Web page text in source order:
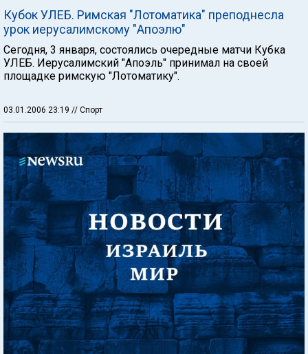
Кубок УЛЕБ. Римская "Лотоматика" преподнесла
урок иерусалимскому "Апоэлю"
Сегодня, 3 января, состоялись очередные матчи Кубка
УЛЕБ. Иерусалимский "Апоэль" принимал на своей
площадке римскую "Лотоматику".
03.01.2006 23:19 // Спорт